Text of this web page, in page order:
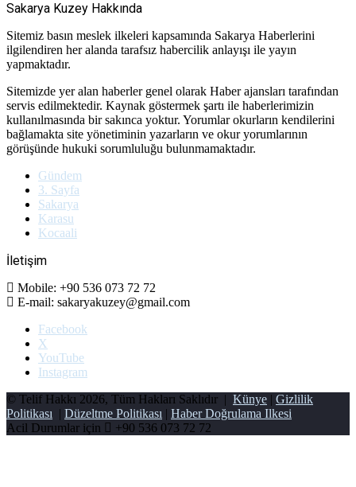
Sakarya Kuzey Hakkında
Sitemiz basın meslek ilkeleri kapsamında Sakarya Haberlerini
ilgilendiren her alanda tarafsız habercilik anlayışı ile yayın
yapmaktadır.
Sitemizde yer alan haberler genel olarak Haber ajansları tarafından
servis edilmektedir. Kaynak göstermek şartı ile haberlerimizin
kullanılmasında bir sakınca yoktur. Yorumlar okurların kendilerini
bağlamakta site yönetiminin yazarların ve okur yorumlarının
görüşünde hukuki sorumluluğu bulunmamaktadır.
Gündem
3. Sayfa
Sakarya
Karasu
Kocaali
İletişim
Mobile: +90 536 073 72 72
E-mail: sakaryakuzey@gmail.com
Facebook
X
YouTube
Instagram
© Telif Hakkı 2026, Tüm Hakları Saklıdır | Künye | Gizlilik
Politikası | Düzeltme Politikası | Haber Doğrulama Ilkesi
Acil Durumlar için
+90 536 073 72 72